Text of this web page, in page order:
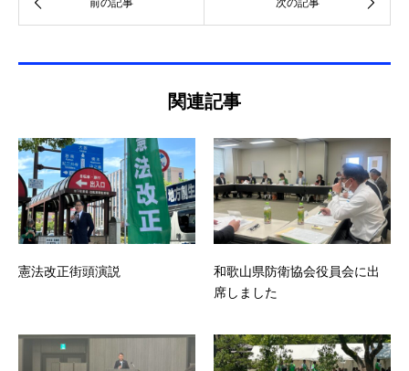
関連記事
憲法改正街頭演説
和歌山県防衛協会役員会に出
席しました